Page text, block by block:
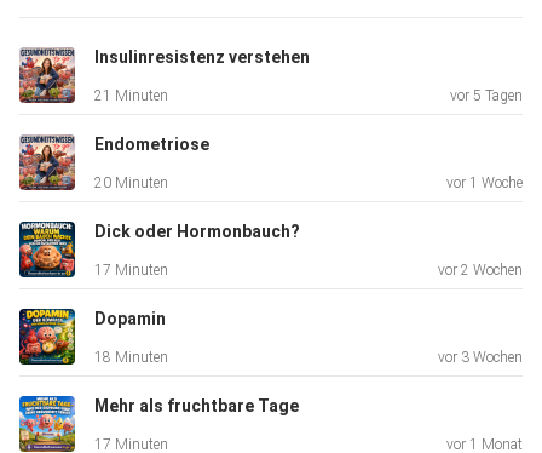
Mehr von mir findest du hier:
Meine Online-Selbstlernkurse – fundiert,
praxisnah & für deinen Alltag Infos hier
aktuelle Angebote Infos hier
Instagram – persönliche Einblicke &
🩺 Meine Praxis – für deine individuelle
medizinische Betreuung Infos hier
Möchtest du gerne 10% auf Produkte von www.sunday.de
--> Nutze
Insulinresistenz verstehen
21 Minuten vor 5 Tagen
Endometriose
20 Minuten vor 1 Woche
Dick oder Hormonbauch?
17 Minuten vor 2 Wochen
Dopamin
18 Minuten vor 3 Wochen
Mehr als fruchtbare Tage
17 Minuten vor 1 Monat